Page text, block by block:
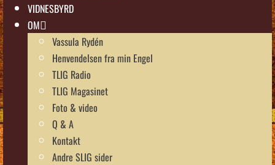
VIDNESBYRD
OM
Vassula Rydén
Henvendelsen fra min Engel
TLIG Radio
TLIG Magasinet
Foto & video
Q & A
Kontakt
Andre SLIG sider